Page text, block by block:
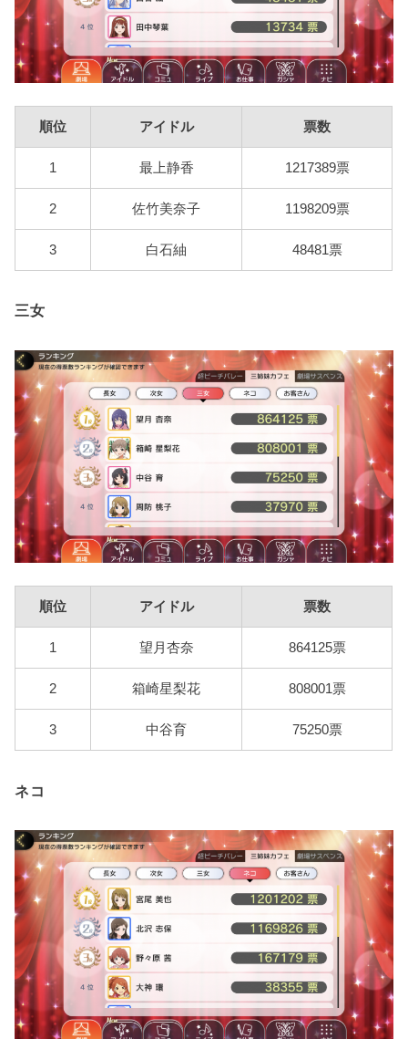
順位 アイドル 票数
1 最上静香 1217389票
2 佐竹美奈子 1198209票
3 白石紬 48481票
三女
順位 アイドル 票数
1 望月杏奈 864125票
2 箱崎星梨花 808001票
3 中谷育 75250票
ネコ